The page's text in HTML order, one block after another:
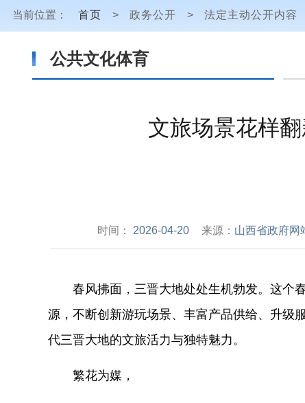
当前位置： 首页 > 政务公开 > 法定主动公开内容
公共文化体育
文旅场景花样
时间： 2026-04-20 来源： 山西省政府网
春风拂面，三晋大地处处生机勃发。这个
源，不断创新游玩场景、丰富产品供给、升级
代三晋大地的文旅活力与独特魅力。
繁花为媒，